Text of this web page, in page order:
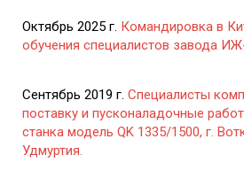
Октябрь 2025 г. Командировка в
обучения специалистов завода
Сентябрь 2019 г. Специалисты
поставку и пусконаладочные
станка модель QK 1335/1500, г.
Удмуртия.